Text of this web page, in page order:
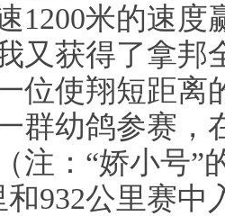
1200米的速度
又获得了拿邦
位使翔短距离
群幼鸽参赛，
注：“娇小号”
和932公里赛中